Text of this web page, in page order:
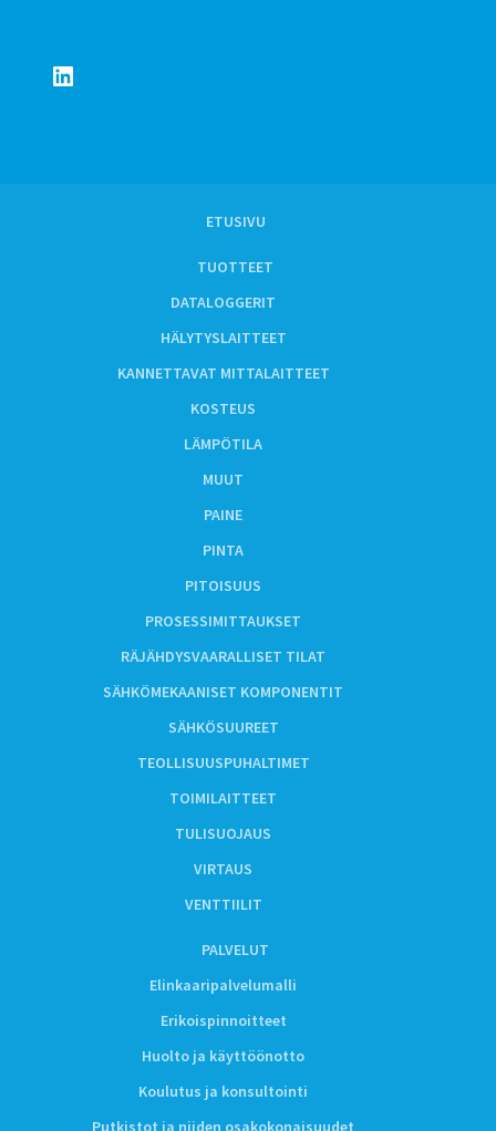
LinkedIn
ETUSIVU
TUOTTEET
DATALOGGERIT
HÄLYTYSLAITTEET
KANNETTAVAT MITTALAITTEET
KOSTEUS
LÄMPÖTILA
MUUT
PAINE
PINTA
PITOISUUS
PROSESSIMITTAUKSET
RÄJÄHDYSVAARALLISET TILAT
SÄHKÖMEKAANISET KOMPONENTIT
SÄHKÖSUUREET
TEOLLISUUSPUHALTIMET
TOIMILAITTEET
TULISUOJAUS
VIRTAUS
VENTTIILIT
PALVELUT
Elinkaaripalvelumalli
Erikoispinnoitteet
Huolto ja käyttöönotto
Koulutus ja konsultointi
Putkistot ja niiden osakokonaisuudet